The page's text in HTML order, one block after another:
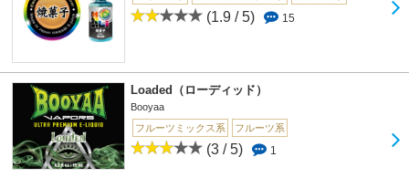
(1.9 / 5) 15
Loaded（ローディッド）
Booyaa
フルーツミックス系
フルーツ系
(3 / 5) 1